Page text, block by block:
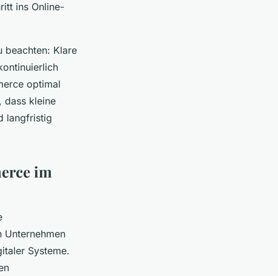
ins Online-
beachten: Klare
optimal
dass kleine
langfristig
im
Unternehmen
Systeme.